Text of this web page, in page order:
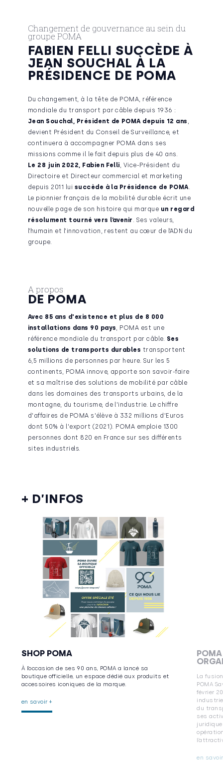
Changement de gouvernance au sein du
groupe POMA
FABIEN FELLI SUCCÈDE À
JEAN SOUCHAL À LA
PRÉSIDENCE DE POMA
Du changement, à la tête de POMA, référence
mondiale du transport par câble depuis 1936 :
Jean Souchal, Président de POMA depuis 12 ans ,
devient Président du Conseil de Surveillance, et
continuera à accompagner POMA dans ses
missions comme il le fait depuis plus de 40 ans.
Le 28 juin 2022, Fabien Felli, Vice-Président du
Directoire et Directeur commercial et marketing
depuis 2011 lui succède à la Présidence de POMA.
Le pionnier français de la mobilité durable écrit une
nouvelle page de son histoire qui marque un regard
résolument tourné vers l’avenir . Ses valeurs,
l’humain et l’innovation, restent au cœur de l’ADN du
groupe.
A propos
DE POMA
Avec 85 ans d'existence et plus de 8 000
installations dans 90 pays, POMA est une
référence mondiale du transport par câble. Ses
solutions de transports durables transportent
6,5 millions de personnes par heure. Sur les 5
continents, POMA innove, apporte son savoir-faire
et sa maîtrise des solutions de mobilité par câble
dans les domaines des transports urbains, de la
montagne, du tourisme, de l'industrie. Le chiffre
d'affaires de POMA s'élève à 332 millions d'Euros
dont 50% à l'export (2021). POMA emploie 1300
personnes dont 820 en France sur ses différents
sites industriels.
+ D’INFOS
CORPORATE
SHOP POMA
À l’occasion de ses 90 ans, POMA a lancé sa
boutique officielle, un espace dédié aux produits et
accessoires iconiques de la marque.
en savoir +
La
POMA
février
du
ses
juridique
en